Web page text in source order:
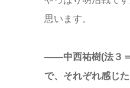
思います。
――中西祐樹(法３＝
で、それぞれ感じ